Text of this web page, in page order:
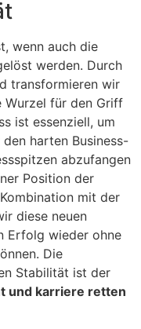
wenn auch die
werden. Durch
transformieren wir
für den Griff
ist essenziell, um
harten Business-
abzufangen
Position der
mit der
diese neuen
Erfolg wieder ohne
Die
Stabilität ist der
und karriere retten